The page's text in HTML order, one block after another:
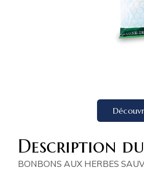
Description
BONBONS AUX HERBES